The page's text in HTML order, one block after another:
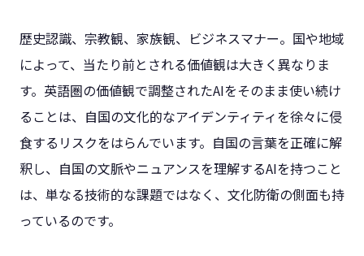
歴史認識、宗教観、家族観、ビジネスマナー。国や地域
によって、当たり前とされる価値観は大きく異なりま
す。英語圏の価値観で調整されたAIをそのまま使い続け
ることは、自国の文化的なアイデンティティを徐々に侵
食するリスクをはらんでいます。自国の言葉を正確に解
釈し、自国の文脈やニュアンスを理解するAIを持つこと
は、単なる技術的な課題ではなく、文化防衛の側面も持
っているのです。